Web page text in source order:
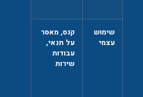
שימוש
עצמי
קנס, מאסר
על תנאי,
עבודות
שירות